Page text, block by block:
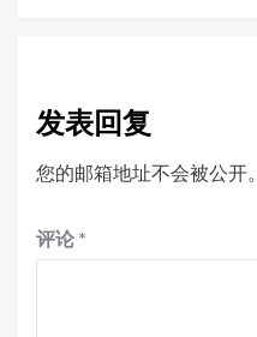
发表回复
您的邮箱地址不会被公开。
评论 *